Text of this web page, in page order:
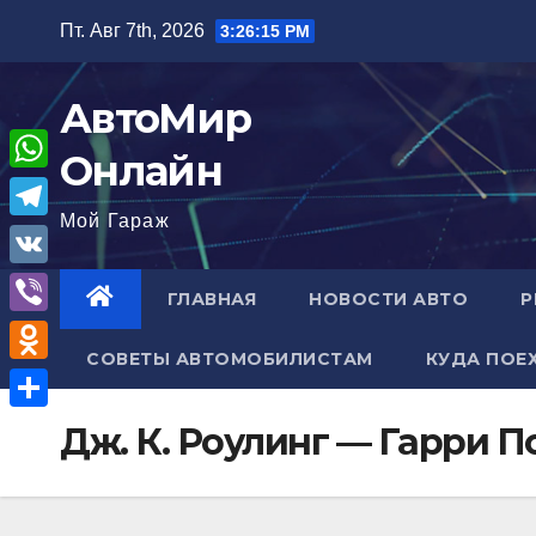
содержимому
Пт. Авг 7th, 2026 3:26:16 PM
АвтоМир
Онлайн
Мой Гараж
ГЛАВНАЯ НОВОСТИ АВТО
СОВЕТЫ АВТОМОБИЛИСТАМ КУДА
Дж. К. Роулинг — Гарри
W
h
a
A
T
e
l
e
g
m
V
K
V
i
b
O
o
п